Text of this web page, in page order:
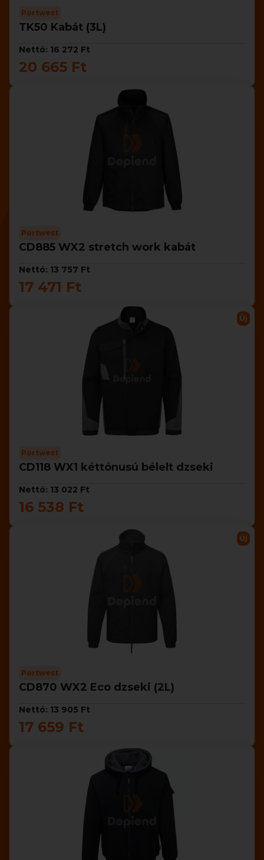
Portwest
TK50 Kabát (3L)
Nettó: 16 272 Ft
20 665 Ft
Portwest
CD885 WX2 stretch work kabát
Nettó: 13 757 Ft
17 471 Ft
Új
Portwest
CD118 WX1 kéttónusú bélelt dzseki
Nettó: 13 022 Ft
16 538 Ft
Új
Portwest
CD870 WX2 Eco dzseki (2L)
Nettó: 13 905 Ft
17 659 Ft